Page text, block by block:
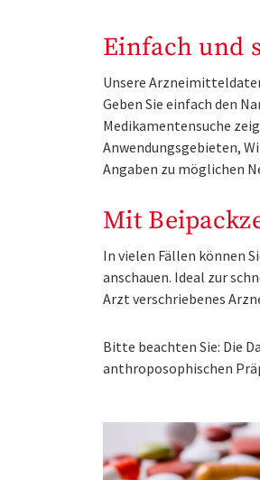
Einfach und
Unsere
Geben Sie einfach den
Medikamentensuche
Anwendungsgebieten,
Angaben zu möglichen
Mit
In vielen Fällen können
anschauen. Ideal zur
Arzt verschriebenes
Bitte beachten Sie: Die
anthroposophischen